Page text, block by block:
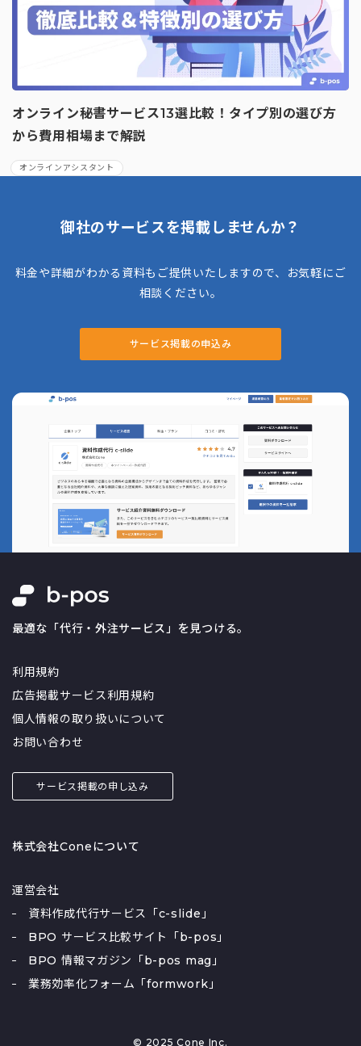
オンライン秘書サービス13選比較！タイプ別の選び方
から費用相場まで解説
オンラインアシスタント
御社のサービスを掲載しませんか？
料金や詳細がわかる資料もご提供いたしますので、お気軽にご
相談ください。
サービス掲載の申込み
最適な「代行・外注サービス」を見つける。
利用規約
広告掲載サービス利用規約
個人情報の取り扱いについて
お問い合わせ
サービス掲載の申し込み
株式会社Coneについて
運営会社
資料作成代行サービス「c-slide」
BPO サービス比較サイト「b-pos」
BPO 情報マガジン「b-pos mag」
業務効率化フォーム「formwork」
© 2025 Cone Inc.